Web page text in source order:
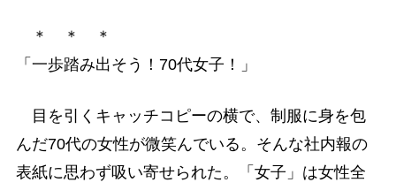
＊ ＊ ＊
「一歩踏み出そう！70代女子！」
目を引くキャッチコピーの横で、制服に身を包
んだ70代の女性が微笑んでいる。そんな社内報の
表紙に思わず吸い寄せられた。「女子」は女性全